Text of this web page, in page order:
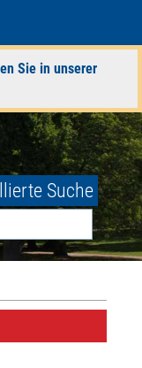
Sie in unserer
Suche